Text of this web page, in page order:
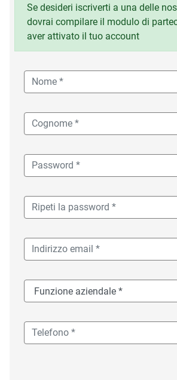
Se desideri iscriverti a una delle
dovrai compilare il modulo di
aver attivato il tuo account